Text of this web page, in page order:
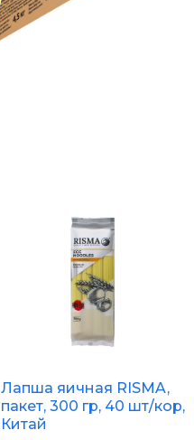
Лапша яичная RISMA,
пакет, 300 гр, 40 шт/кор,
Китай